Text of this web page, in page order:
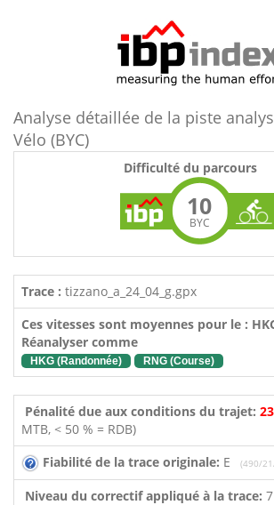
Analyse détaillée de la piste
Vélo (BYC)
Difficulté du parcours
10
BYC
Trace : tizzano_a_24_04_g.gpx
Ces vitesses sont moyennes pour le :
Réanalyser comme
HKG (Randonnée) RNG (Course)
Pénalité due aux conditions du trajet:
MTB, < 50 % = RDB)
Fiabilité de la trace originale: E (490/
Niveau du correctif appliqué à la trace: